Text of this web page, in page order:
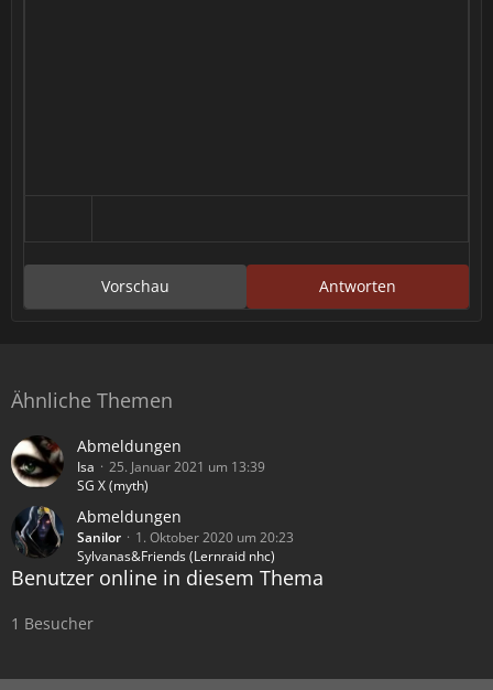
Antworten
Vorschau
Ähnliche Themen
Abmeldungen
Isa
25. Januar 2021 um 13:39
SG X (myth)
Abmeldungen
Sanilor
1. Oktober 2020 um 20:23
Sylvanas&Friends (Lernraid nhc)
Benutzer online in diesem Thema
1 Besucher